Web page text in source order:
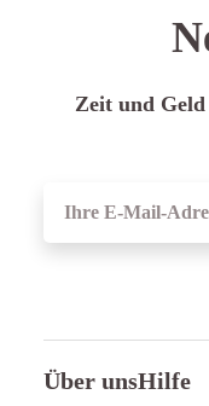
Zeit und
Über unsHilfe